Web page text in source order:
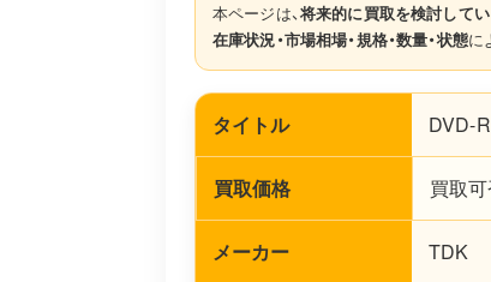
本ページは、将来的に買取を検討して
在庫状況・市場相場・規格・数量・状態に
タイトル DVD-
買取価格 買取可
メーカー TDK